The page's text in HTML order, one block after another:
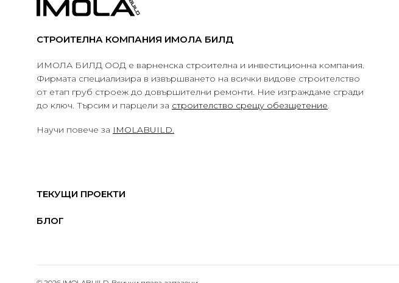
СТРОИТЕЛНА КОМПАНИЯ ИМОЛА БИЛД
ИМОЛА БИЛД ООД е варненска строителна и инвестиционна компания.
Фирмата специализира в извършването на всички видове строителство
от етап груб строеж до довършителни ремонти. Ние изграждаме сгради
до ключ. Търсим и парцели за строителство срещу обезщетение
Научи повече за IMOLABUILD.
ТЕКУЩИ ПРОЕКТИ
БЛОГ